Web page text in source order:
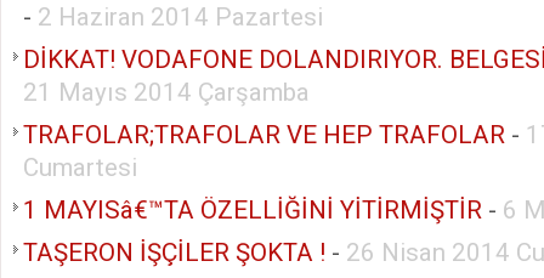
- 2 Haziran 2014 Pazartesi
DİKKAT! VODAFONE DOLANDIRIYOR.
21 Mayıs 2014 Çarşamba
TRAFOLAR;TRAFOLAR VE HEP TRAFOLAR -
Cumartesi
1 MAYISâ€™TA ÖZELLİĞİNİ YİTİRMİŞTİR - 6
TAŞERON İŞÇİLER ŞOKTA ! - 26 Nisan 2014